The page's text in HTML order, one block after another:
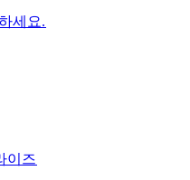
세요.​​
이즈​​